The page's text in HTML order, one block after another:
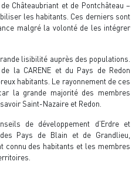
Châteaubriant et de Pontchâteau –
les habitants. Ces derniers sont
malgré la volonté de les intégrer
lisibilité auprès des populations.
la CARENE et du Pays de Redon
habitants. Le rayonnement de ces
la grande majorité des membres
Saint-Nazaire et Redon.
de développement d’Erdre et
Pays de Blain et de Grandlieu,
connu des habitants et les membres